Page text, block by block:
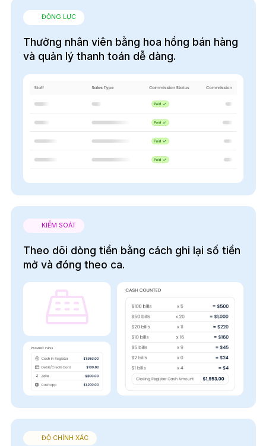
ĐỘNG LỰC
Thưởng nhân viên bằng hoa hồng bán hàng
và quản lý thanh toán dễ dàng.
KIỂM SOÁT
Theo dõi dòng tiền bằng cách ghi lại số tiền
mở và đóng theo ca.
ĐỘ CHÍNH XÁC